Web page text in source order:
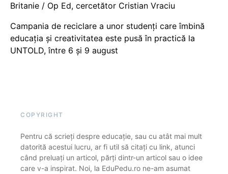
Britanie / Op Ed, cercetător Cristian Vraciu
Campania de reciclare a unor studenți care îmbină
educația și creativitatea este pusă în practică la
UNTOLD, între 6 și 9 august
COPYRIGHT
Pentru că scrieți despre educație, sau cu atât mai mult
datorită acestui lucru, ar fi util să citați cu link, atunci
când preluați un articol, părți dintr-un articol sau o idee
care v-a inspirat. Noi, la EduPedu.ro ne-am asumat